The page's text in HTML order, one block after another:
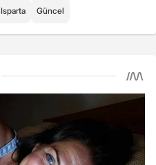
Isparta Güncel